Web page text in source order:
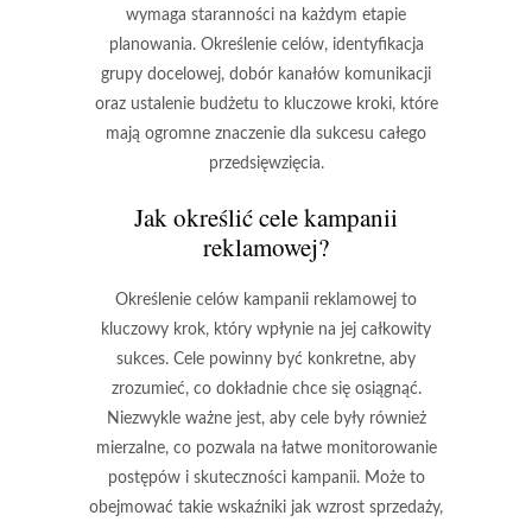
wymaga staranności na każdym etapie
planowania. Określenie celów, identyfikacja
grupy docelowej, dobór kanałów komunikacji
oraz ustalenie budżetu to kluczowe kroki, które
mają ogromne znaczenie dla sukcesu całego
przedsięwzięcia.
Jak określić cele kampanii
reklamowej?
Określenie celów kampanii reklamowej to
kluczowy krok, który wpłynie na jej całkowity
sukces. Cele powinny być konkretne, aby
zrozumieć, co dokładnie chce się osiągnąć.
Niezwykle ważne jest, aby cele były również
mierzalne, co pozwala na łatwe monitorowanie
postępów i skuteczności kampanii. Może to
obejmować takie wskaźniki jak wzrost sprzedaży,